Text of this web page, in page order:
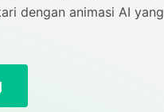
dengan animasi AI yang